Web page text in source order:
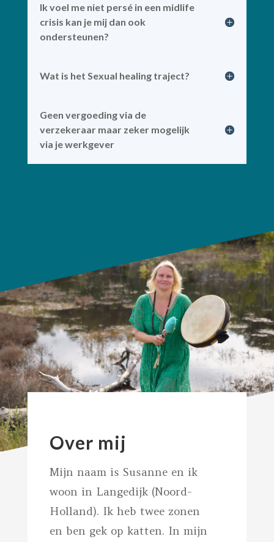
Ik voel me niet persé in een midlife
crisis kan je mij dan ook
ondersteunen?
Wat is het Sexual healing traject?
Geen vergoeding via de
verzekeraar maar zeker mogelijk
via je werkgever
Over mij
Mijn naam is Susanne en ik
woon in Langedijk (Noord-
Holland). Ik heb twee zonen
en ben gek op katten. In mijn